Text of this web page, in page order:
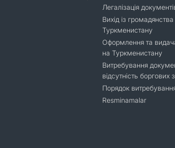
Легалізація
Вихід із громадянства
Туркменистану
Оформлення та
на Туркменистану
Витребування
відсутність боргових
Порядок
Resminamalar